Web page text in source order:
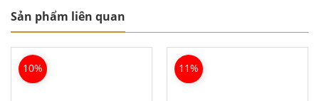
Sản phẩm liên quan
10% 11%